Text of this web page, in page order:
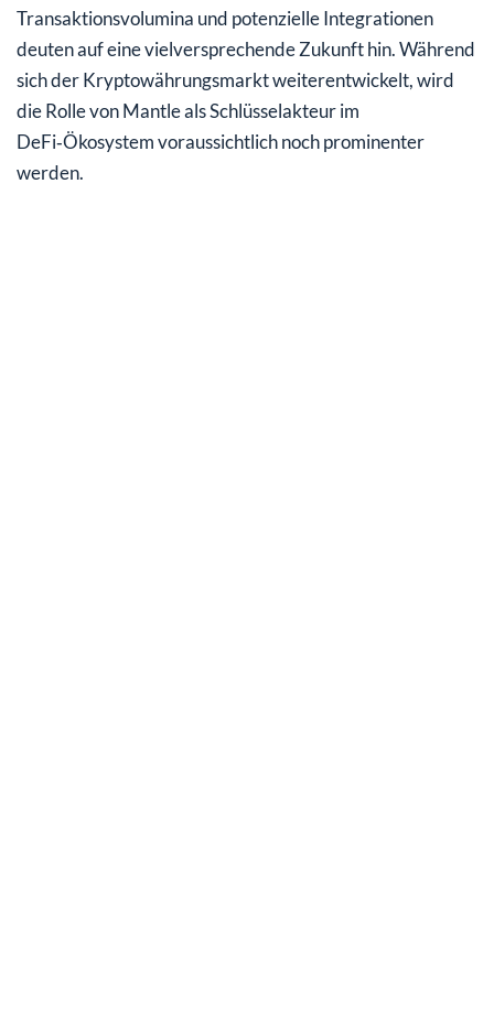
Transaktionsvolumina und potenzielle Integrationen
deuten auf eine vielversprechende Zukunft hin. Während
sich der Kryptowährungsmarkt weiterentwickelt, wird
die Rolle von Mantle als Schlüsselakteur im
DeFi‑Ökosystem voraussichtlich noch prominenter
werden.